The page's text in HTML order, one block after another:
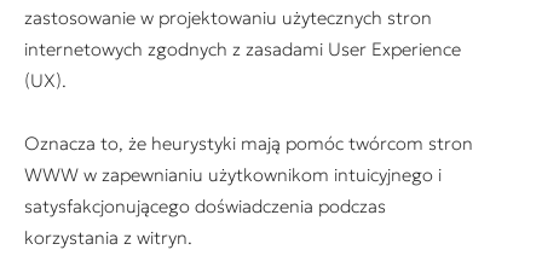
zastosowanie w projektowaniu użytecznych stron
internetowych zgodnych z zasadami User Experience
(UX).
Oznacza to, że heurystyki mają pomóc twórcom stron
WWW w zapewnianiu użytkownikom intuicyjnego i
satysfakcjonującego doświadczenia podczas
korzystania z witryn.